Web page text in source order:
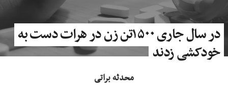
در سال جاری ۱۵۰۰تن زن در هرات دست به
خودکشی زدند
محدثه براتی